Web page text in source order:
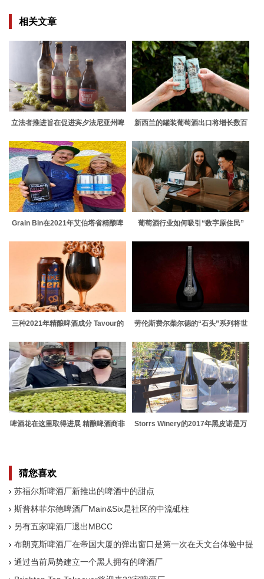
相关文章
立法者推进旨在促进宾夕法尼亚州啤
新西兰的罐装葡萄酒出口将增长数百
Grain Bin在2021年艾伯塔省精酿啤
葡萄酒行业如何吸引“数字原住民”
三种2021年精酿啤酒成分 Tavour的
劳伦斯费尔柴尔德的“石头”系列将世
啤酒花在这里取得进展 精酿啤酒商非
Storrs Winery的2017年黑皮诺是万
猜您喜欢
苏福尔斯啤酒厂新推出的啤酒中的甜点
斯普林菲尔德啤酒厂Main&Six是社区的中流砥柱
另有五家啤酒厂退出MBCC
布朗克斯啤酒厂在帝国大厦的弹出窗口是第一次在天文台体验中提
通过当前局势建立一个黑人拥有的啤酒厂